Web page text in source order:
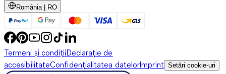
România | RO
Termeni și condițiiDeclarație de
accesibilitateConfidențialitatea datelorImprint Setări cookie-uri